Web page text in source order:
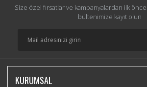
Size özel fırsatlar ve kampanyalardan ilk
bültenimize kayıt olun
KURUMSAL